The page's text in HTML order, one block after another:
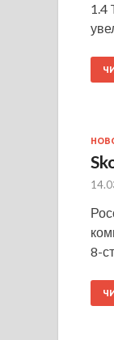
1.4
8-